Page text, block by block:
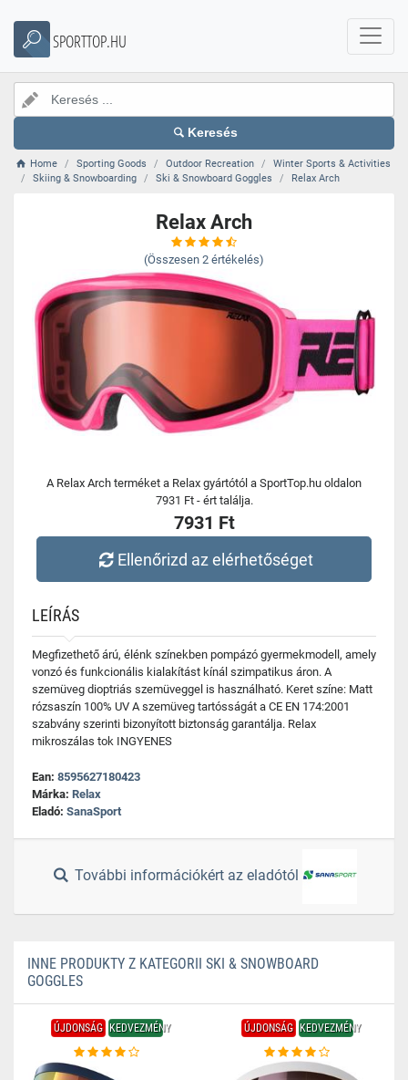
SPORTTOP.HU
Keresés
Home Sporting Goods Outdoor Recreation
Winter Sports & Activities
Skiing & Snowboarding
Ski & Snowboard Goggles Relax Arch
Relax Arch
(Összesen 2 értékelés)
A Relax Arch terméket a Relax gyártótól a SportTop.hu oldalon
7931 Ft - ért találja.
7931 Ft
Ellenőrizd az elérhetőséget
LEÍRÁS
Megfizethető árú, élénk színekben pompázó gyermekmodell, amely
vonzó és funkcionális kialakítást kínál szimpatikus áron. A
szemüveg dioptriás szemüveggel is használható. Keret színe: Matt
rózsaszín 100% UV A szemüveg tartósságát a CE EN 174:2001
szabvány szerinti bizonyított biztonság garantálja. Relax
mikroszálas tok INGYENES
Ean: 8595627180423
Márka: Relax
Eladó: SanaSport
További információkért az eladótól
INNE PRODUKTY Z KATEGORII SKI & SNOWBOARD
GOGGLES
ÚJDONSÁG KEDVEZMÉNY ÚJDONSÁG KEDVEZMÉNY